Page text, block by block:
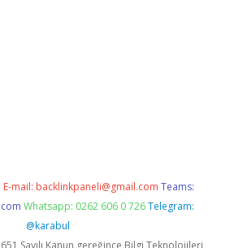
E-mail: backlinkpaneli@gmail.com Teams:
Whatsapp: 0262 606 0 726 Telegram:
@karabul
Sayılı Kanun gereğince Bilgi Teknolojileri